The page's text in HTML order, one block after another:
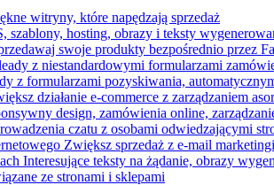
witryny, które napędzają sprzedaż
szablony, hosting, obrazy i teksty
swoje produkty bezpośrednio przez
z niestandardowymi formularzami
z formularzami pozyskiwania,
działanie e-commerce z zarządzaniem
design, zamówienia online,
czatu z osobami odwiedzającymi
Zwiększ sprzedaż z e-mail
Interesujące teksty na żądanie, obrazy
ze stronami i sklepami